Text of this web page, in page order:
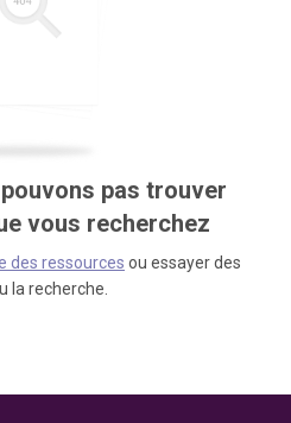
pas trouver
vous recherchez
des ressources ou essayer des
la recherche.